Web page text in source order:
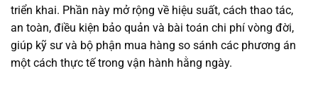
triển khai. Phần này mở rộng về hiệu suất, cách thao tác,
an toàn, điều kiện bảo quản và bài toán chi phí vòng đời,
giúp kỹ sư và bộ phận mua hàng so sánh các phương án
một cách thực tế trong vận hành hằng ngày.